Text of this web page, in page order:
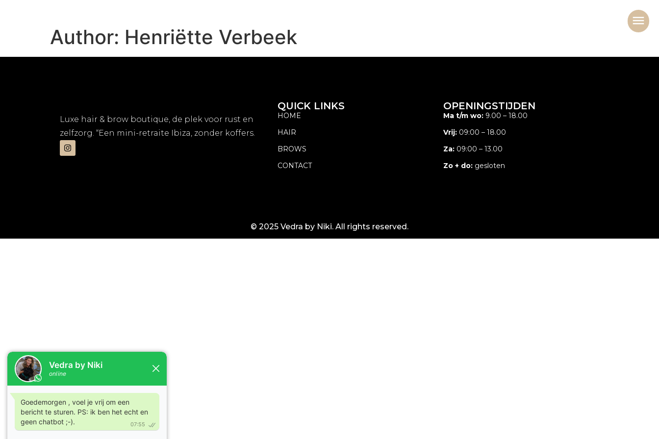
Author: Henriëtte Verbeek
Luxe hair & brow boutique, de plek voor rust en
zelfzorg. “Een mini-retraite Ibiza, zonder koffers.
QUICK LINKS
HOME
HAIR
BROWS
CONTACT
OPENINGSTIJDEN
Ma t/m wo: 9.00 – 18.00
Vrij: 09:00 – 18.00
Za: 09:00 – 13.00
Zo + do: gesloten
© 2025 Vedra by Niki. All rights reserved.